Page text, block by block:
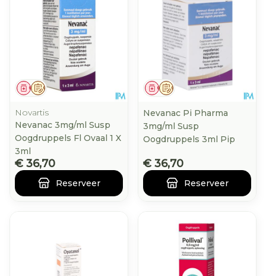
Op voorschrift
Geneesmiddel
Novartis
Nevanac 3mg/ml Susp
Oogdruppels Fl Ovaal 1 X
3ml
€ 36,70
Reserveer
Op voorschrift
Geneesmiddel
Nevanac Pi Pharma
3mg/ml Susp
Oogdruppels 3ml Pip
€ 36,70
Reserveer